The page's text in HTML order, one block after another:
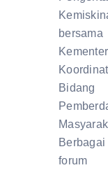
bersama
Bidang
Berbagai
forum